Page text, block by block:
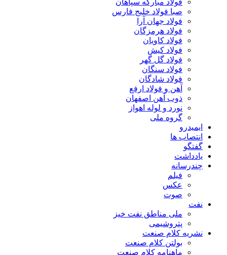
صبا فولاد خلیج فارس
فولاد جهان آرا
فولاد هرمزگان
فولاد کاویان
فولاد کیش
فولاد گل گهر
فولاد سنگان
فولاد شادگان
آهن و فولاد ارفع
ذوب آهن اصفهان
نورد و لوله اهواز
گروه ملی
ایمیدرو
انتصاب ها
گفتگو
یادداشت
چندرسانه
فیلم
عکس
صوت
نفت
ملی مناطق نفت خیز
پتروشیمی
نشریه کلام صنعت
بولتن کلام صنعت
ماهنامه کلام صنعت